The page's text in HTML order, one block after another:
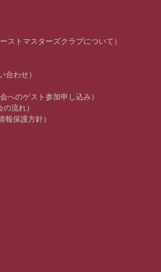
ストマスターズクラブについて）
合わせ）
へのゲスト参加申し込み）
流れ）
保護方針）